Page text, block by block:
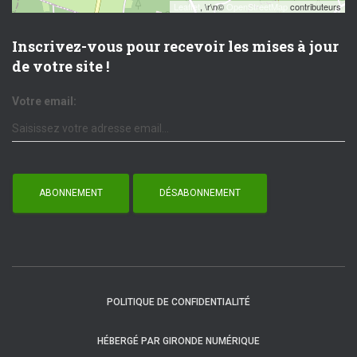
Leaflet, \r\n©OpenStreetMap contributeurs
Inscrivez-vous pour recevoir les mises à jour
de votre site !
Votre email:
POLITIQUE DE CONFIDENTIALITÉ
HÉBERGÉ PAR GIRONDE NUMÉRIQUE